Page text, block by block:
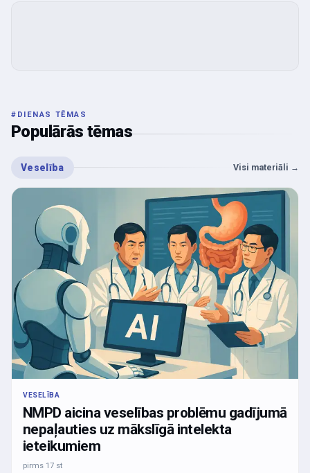
# DIENAS TĒMAS
Populārās tēmas
Veselība Visi materiāli →
VESELĪBA
NMPD aicina veselības problēmu gadījumā
nepaļauties uz mākslīgā intelekta
ieteikumiem
pirms 17 st